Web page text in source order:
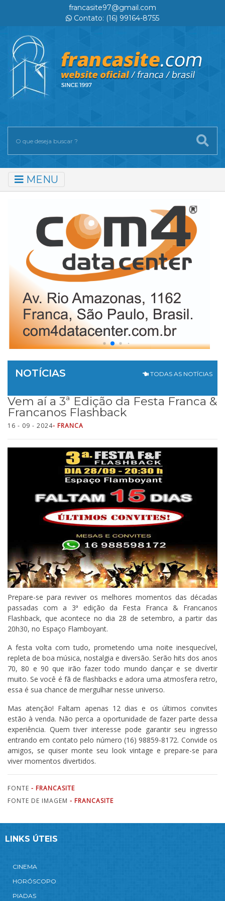
francasite97@gmail.com
Contato: (16) 99164-8755
MENU
NOTÍCIAS TODAS AS NOTÍCIAS
Vem aí a 3ª Edição da Festa Franca &
Francanos Flashback
16 - 09 - 2024- FRANCA
Prepare-se para reviver os melhores momentos das décadas
passadas com a 3ª edição da Festa Franca & Francanos
Flashback, que acontece no dia 28 de setembro, a partir das
20h30, no Espaço Flamboyant.
A festa volta com tudo, prometendo uma noite inesquecível,
repleta de boa música, nostalgia e diversão. Serão hits dos anos
70, 80 e 90 que irão fazer todo mundo dançar e se divertir
muito. Se você é fã de flashbacks e adora uma atmosfera retro,
essa é sua chance de mergulhar nesse universo.
Mas atenção! Faltam apenas 12 dias e os últimos convites
estão à venda. Não perca a oportunidade de fazer parte dessa
experiência. Quem tiver interesse pode garantir seu ingresso
entrando em contato pelo número (16) 98859-8172. Convide os
amigos, se quiser monte seu look vintage e prepare-se para
viver momentos divertidos.
FONTE - FRANCASITE
FONTE DE IMAGEM - FRANCASITE
LINKS ÚTEIS
CINEMA
HORÓSCOPO
PIADAS